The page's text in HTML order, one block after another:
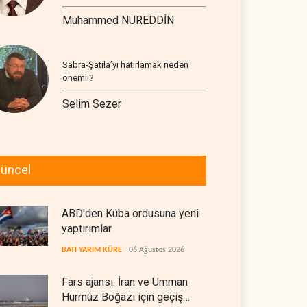
Muhammed NUREDDİN
Sabra-Şatila’yı hatırlamak neden
önemli?
Selim Sezer
ABD'den Küba ordusuna yeni
yaptırımlar
BATI YARIM KÜRE 06 Ağustos 2026
Fars ajansı: İran ve Umman
Hürmüz Boğazı için geçiş